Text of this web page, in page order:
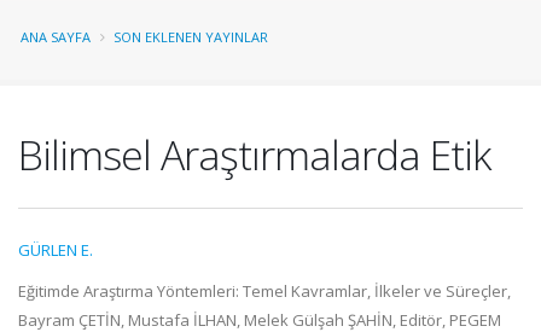
ANA SAYFA SON EKLENEN YAYINLAR
Bilimsel Araştırmalarda Etik
GÜRLEN E.
Eğitimde Araştırma Yöntemleri: Temel Kavramlar, İlkeler ve Süreçler,
Bayram ÇETİN, Mustafa İLHAN, Melek Gülşah ŞAHİN, Editör, PEGEM